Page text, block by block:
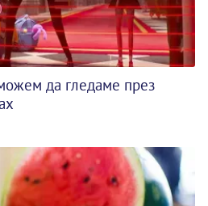
да гледаме през